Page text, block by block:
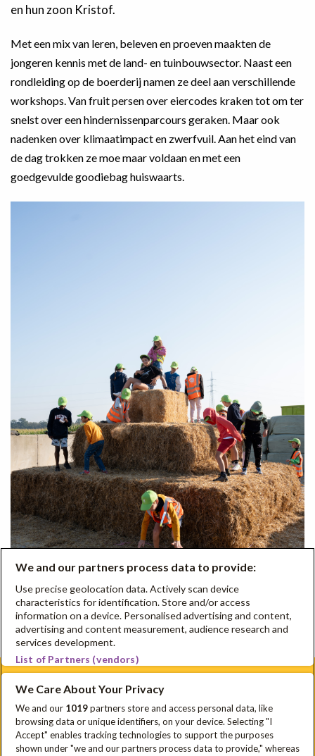
en hun zoon Kristof.
Met een mix van leren, beleven en proeven maakten de
jongeren kennis met de land- en tuinbouwsector. Naast een
rondleiding op de boerderij namen ze deel aan verschillende
workshops. Van fruit persen over eiercodes kraken tot om ter
snelst over een hindernissenparcours geraken. Maar ook
nadenken over klimaatimpact en zwerfvuil. Aan het eind van
de dag trokken ze moe maar voldaan en met een
goedgevulde goodiebag huiswaarts.
Schrijf je in voor onze nieuwsbrief
Disclaimer Privacyverklaring Cookie Policy
FAQ
Sitemap
We and our partners process data to provide:
Use precise geolocation data. Actively scan device
characteristics for identification. Store and/or access
information on a device. Personalised advertising and content,
advertising and content measurement, audience research and
services development.
List of Partners (vendors)
We Care About Your Privacy
We and our 1019partners store and access personal data, like
browsing data or unique identifiers, on your device. Selecting "I
Accept" enables tracking technologies to support the purposes
shown under "we and our partners process data to provide," whereas